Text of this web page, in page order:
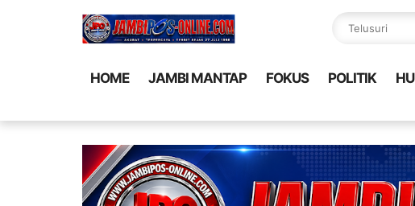
HOME JAMBI MANTAP FOKUS POLITIK